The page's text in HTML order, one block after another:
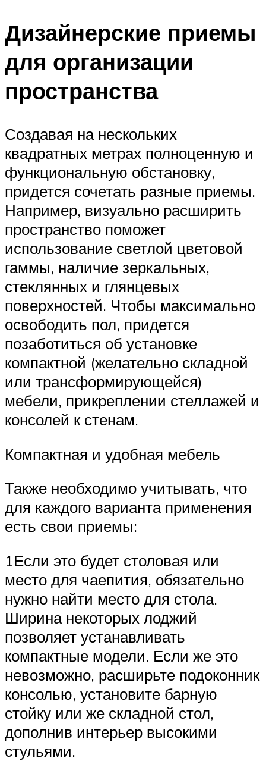
Дизайнерские приемы
для организации
пространства
Создавая на нескольких
квадратных метрах полноценную и
функциональную обстановку,
придется сочетать разные приемы.
Например, визуально расширить
пространство поможет
использование светлой цветовой
гаммы, наличие зеркальных,
стеклянных и глянцевых
поверхностей. Чтобы максимально
освободить пол, придется
позаботиться об установке
компактной (желательно складной
или трансформирующейся)
мебели, прикреплении стеллажей и
консолей к стенам.
Компактная и удобная мебель
Также необходимо учитывать, что
для каждого варианта применения
есть свои приемы:
1Если это будет столовая или
место для чаепития, обязательно
нужно найти место для стола.
Ширина некоторых лоджий
позволяет устанавливать
компактные модели. Если же это
невозможно, расширьте подоконник
консолью, установите барную
стойку или же складной стол,
дополнив интерьер высокими
стульями.